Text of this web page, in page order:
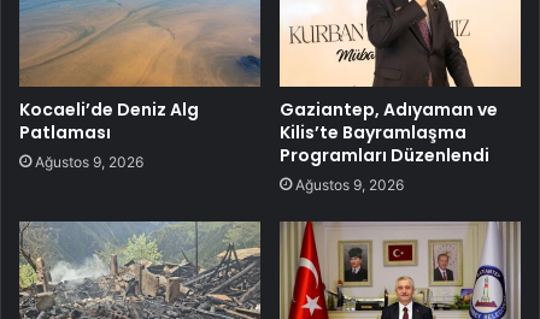
Kocaeli’de Deniz Alg
Patlaması
Ağustos 9, 2026
Gaziantep, Adıyaman ve
Kilis’te Bayramlaşma
Programları Düzenlendi
Ağustos 9, 2026